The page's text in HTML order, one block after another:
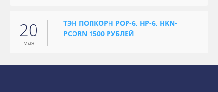
20
мая
ТЭН ПОПКОРН POP-6, HP-6, HKN-
PCORN 1500 РУБЛЕЙ